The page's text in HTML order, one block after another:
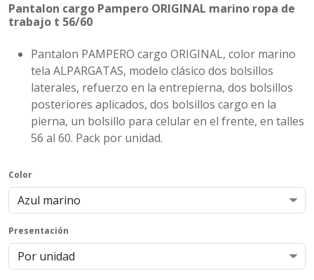
Pantalon cargo Pampero ORIGINAL marino ropa de
trabajo t 56/60
Pantalon PAMPERO cargo ORIGINAL, color marino
tela ALPARGATAS, modelo clásico dos bolsillos
laterales, refuerzo en la entrepierna, dos bolsillos
posteriores aplicados, dos bolsillos cargo en la
pierna, un bolsillo para celular en el frente, en talles
56 al 60. Pack por unidad.
Color
Presentación